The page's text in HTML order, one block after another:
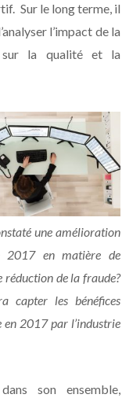
Sur le long terme, il
l’impact de la
sur la qualité et la
une amélioration
2017 en matière de
réduction de la fraude?
capter les bénéfices
en 2017 par l’industrie
son ensemble,